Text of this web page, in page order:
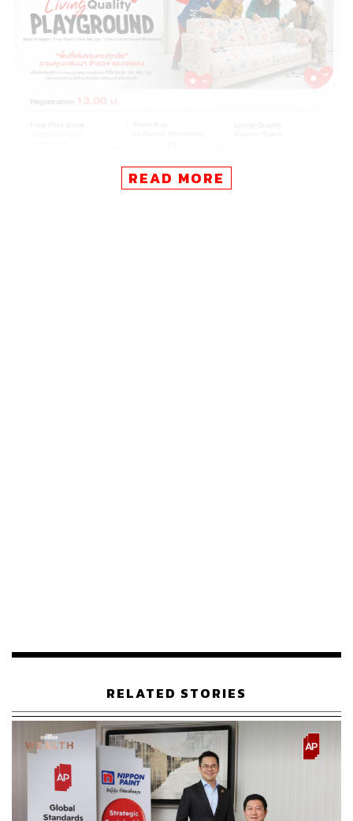
ของเล่นชิ้นโปรดของยิปโซ กวิน และเอมี่
พาไปชมเรื่องราวและชี้ให้เห็นว่าของเล่นในวันนั้นยังส่ง
อิทธิพลต่อชีวิตอย่างไร
From Fun to Foundกิจกรรม Art Therapy Workshop ร่วม
กับ studio persona
ที่จะทำให้ ‘การเล่น’ พาไปค้นพบสิ่งใหม่
READ MORE
RELATED STORIES